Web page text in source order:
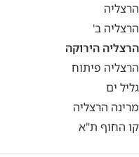
הרצליה
הרצליה ב'
הרצליה הירוקה
הרצליה פיתוח
גליל ים
מרינה הרצליה
קו החוף ת"א